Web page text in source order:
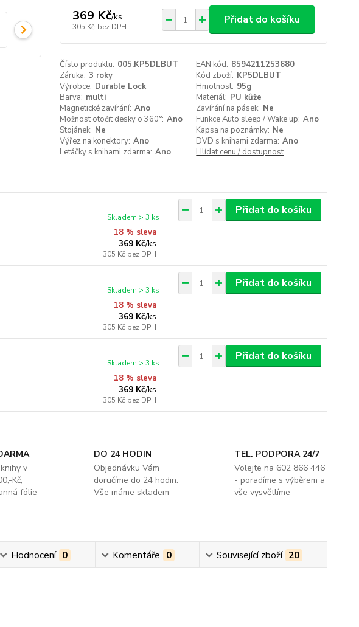
369 Kč/ks
305 Kč bez DPH
Přidat do košíku
Číslo produktu: 005.KP5DLBUT EAN kód: 8594211253680
Záruka: 3 roky Kód zboží: KP5DLBUT
Výrobce: Durable Lock Hmotnost: 95g
Barva: multi Materiál: PU kůže
Magnetické zavírání: Ano Zavírání na pásek: Ne
Možnost otočit desky o 360°: Ano Funkce Auto sleep / Wake up: Ano
Stojánek: Ne Kapsa na poznámky: Ne
Výřez na konektory: Ano DVD s knihami zdarma: Ano
Letáčky s knihami zdarma: Ano Hlídat cenu / dostupnost
18 % sleva
369 Kč/ks
305 Kč bez DPH
Skladem > 3 ks
Přidat do košíku
18 % sleva
369 Kč/ks
305 Kč bez DPH
Skladem > 3 ks
Přidat do košíku
18 % sleva
369 Kč/ks
305 Kč bez DPH
Skladem > 3 ks
Přidat do košíku
v
Kč,
fólie
DO 24 HODIN
Objednávku Vám
doručíme do 24 hodin.
Vše máme skladem
TEL. PODPORA 24/7
Volejte na 602 866 446
- poradíme s výběrem a
vše vysvětlíme
Hodnocení 0 Komentáře 0 Související zboží 20